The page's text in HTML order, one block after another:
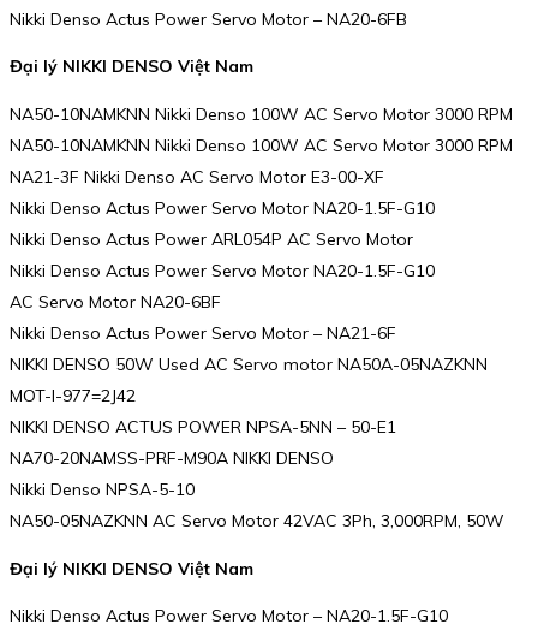
Nikki Denso Actus Power Servo Motor – NA20-6FB
Đại lý NIKKI DENSO Việt Nam
NA50-10NAMKNN Nikki Denso 100W AC Servo Motor 3000 RPM
NA50-10NAMKNN Nikki Denso 100W AC Servo Motor 3000 RPM
NA21-3F Nikki Denso AC Servo Motor E3-00-XF
Nikki Denso Actus Power Servo Motor NA20-1.5F-G10
Nikki Denso Actus Power ARL054P AC Servo Motor
Nikki Denso Actus Power Servo Motor NA20-1.5F-G10
AC Servo Motor NA20-6BF
Nikki Denso Actus Power Servo Motor – NA21-6F
NIKKI DENSO 50W Used AC Servo motor NA50A-05NAZKNN
MOT-I-977=2J42
NIKKI DENSO ACTUS POWER NPSA-5NN – 50-E1
NA70-20NAMSS-PRF-M90A NIKKI DENSO
Nikki Denso NPSA-5-10
NA50-05NAZKNN AC Servo Motor 42VAC 3Ph, 3,000RPM, 50W
Đại lý NIKKI DENSO Việt Nam
Nikki Denso Actus Power Servo Motor – NA20-1.5F-G10